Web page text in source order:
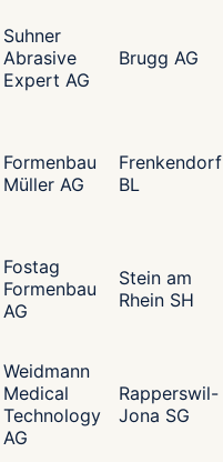
Suhner
Abrasive
Expert AG
Brugg AG
Formenbau
Müller AG
Frenkendorf
BL
Fostag
Formenbau
AG
Stein am
Rhein SH
Weidmann
Medical
Technology
AG
Rapperswil-
Jona SG